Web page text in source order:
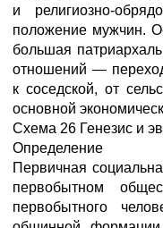
и религиозно-
положение мужчин.
большая
отношений —
к соседской, от
основной
Схема 26 Генезис и
Определение
Первичная
первобытном
первобытного